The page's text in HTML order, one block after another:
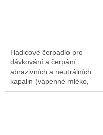
Hadicové čerpadlo pro
dávkování a čerpání
abrazivních a neutrálních
kapalin (vápenné mléko,
abrazivní kaly, atd....). Výkon